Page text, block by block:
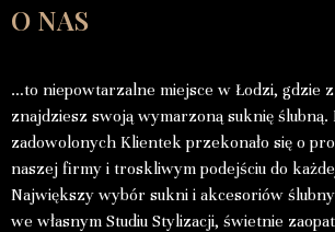
O NAS
…to niepowtarzalne miejsce w Łodzi, gdzie
znajdziesz swoją wymarzoną suknię
zadowolonych Klientek przekonało się o
naszej firmy i troskliwym podejściu do
Największy wybór sukni i akcesoriów
we własnym Studiu Stylizacji, świetnie